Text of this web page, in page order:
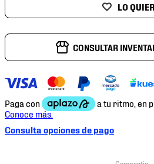
CONSULTAR
Consulta opciones de pago
10. tenis nike